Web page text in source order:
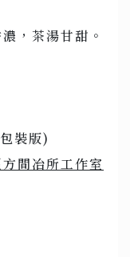
，茶湯甘甜。
裝版)
間冶所工作室